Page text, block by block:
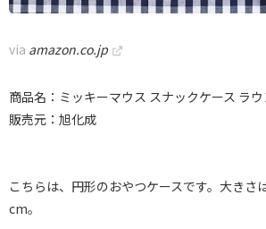
via amazon.co.jp
商品名：ミッキーマウス スナックケース ラウ
販売元：旭化成
こちらは、円形のおやつケースです。大き
cm。